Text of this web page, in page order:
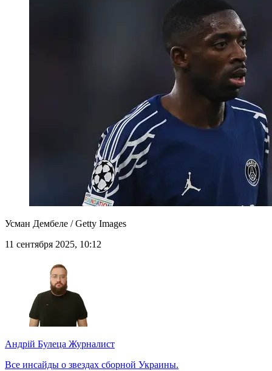
Усман Дембеле / Getty Images
11 сентября 2025, 10:12
Андрій Булеца Журналист
Все инсайды о звездах сборной Украины.